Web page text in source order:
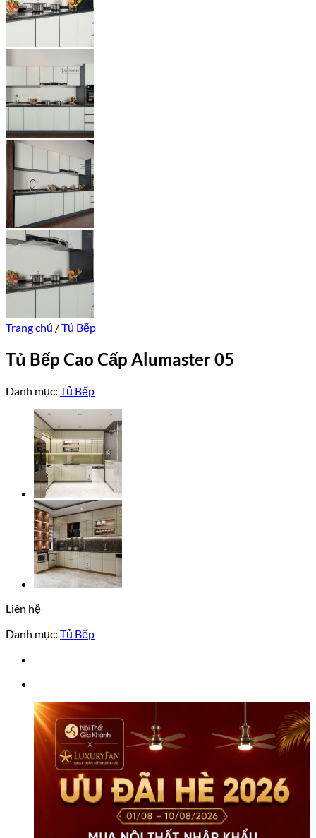
Trang chủ /Tủ Bếp
Tủ Bếp Cao Cấp Alumaster 05
Danh mục: Tủ Bếp
Liên hệ
Danh mục: Tủ Bếp